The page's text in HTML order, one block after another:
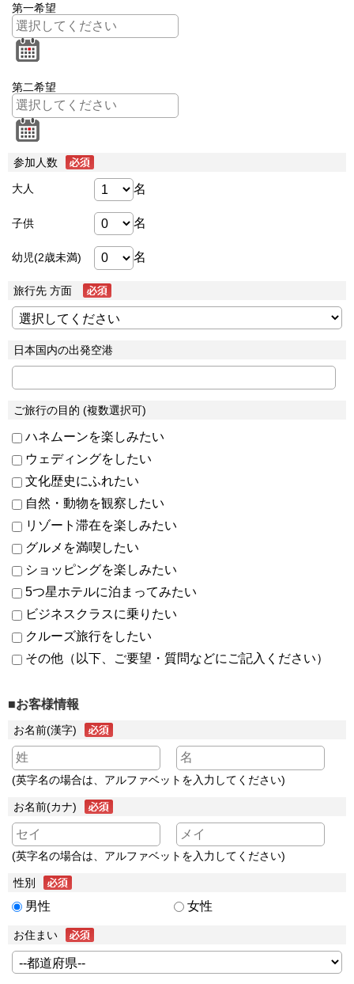
第一希望
第二希望
参加人数
大人 名
子供 名
幼児(2歳未満) 名
旅行先 方面
日本国内の出発空港
ご旅行の目的 (複数選択可)
ハネムーンを楽しみたい
ウェディングをしたい
文化歴史にふれたい
自然・動物を観察したい
リゾート滞在を楽しみたい
グルメを満喫したい
ショッピングを楽しみたい
5つ星ホテルに泊まってみたい
ビジネスクラスに乗りたい
クルーズ旅行をしたい
その他（以下、ご要望・質問などにご記入ください）
■お客様情報
お名前(漢字)
(英字名の場合は、アルファベットを入力してください)
お名前(カナ)
(英字名の場合は、アルファベットを入力してください)
性別
男性 女性
お住まい